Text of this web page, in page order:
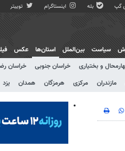
گپ بله اینستاگرام توییتر
سیاست بین‌الملل
استان‌ها
و بختیاری خراسان جنوبی خراسان
مازندران مرکزی هرمزگان همدان یزد
عکس